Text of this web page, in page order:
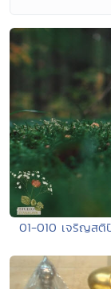
01-010 เจริญสติ